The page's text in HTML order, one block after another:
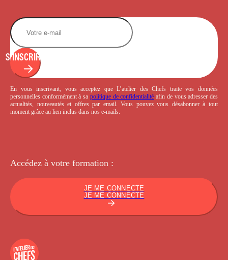
S'INSCRIRE
En vous inscrivant, vous acceptez que L’atelier des Chefs traite vos données
personnelles conformément à sa politique de confidentialité afin de vous adresser des
actualités, nouveautés et offres par email. Vous pouvez vous désabonner à tout
moment grâce au lien inclus dans nos e-mails.
Accédez à votre formation :
JE ME CONNECTE
JE ME CONNECTE